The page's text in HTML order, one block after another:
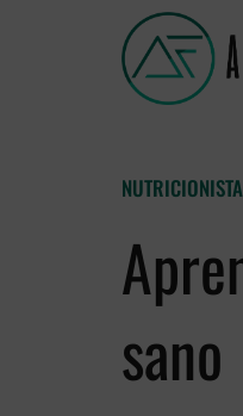
sano